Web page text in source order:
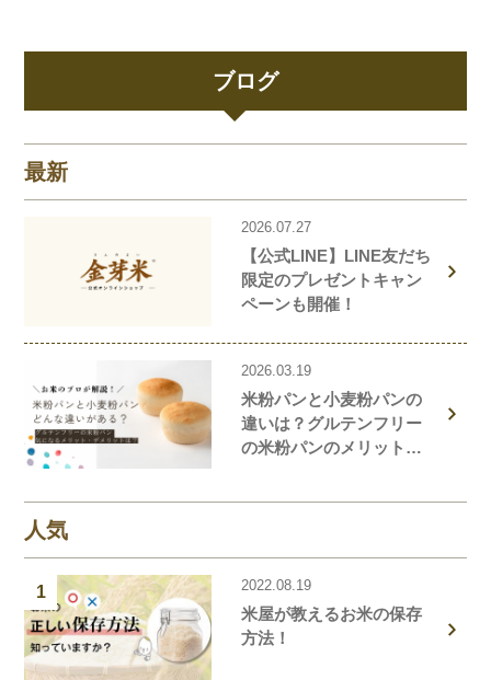
ブログ
最新
2026.07.27
【公式LINE】LINE友だち
限定のプレゼントキャン
ペーンも開催！
2026.03.19
米粉パンと小麦粉パンの
違いは？グルテンフリー
の米粉パンのメリット・
人気
1 2022.08.19
米屋が教えるお米の保存
方法！